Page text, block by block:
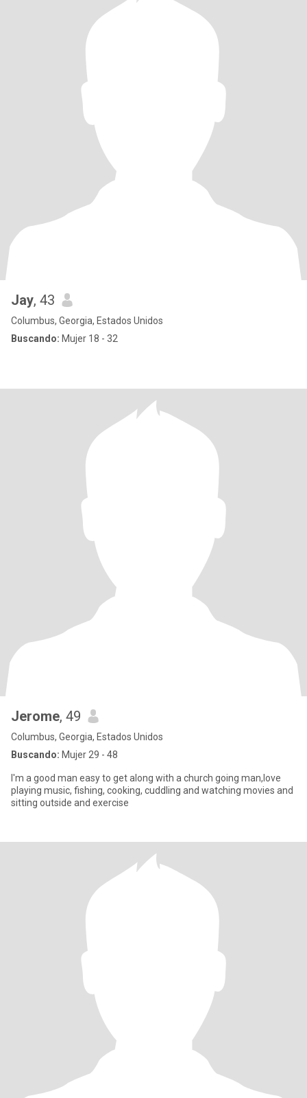
Jay, 43
Columbus, Georgia, Estados Unidos
Buscando: Mujer 18 - 32
Jerome, 49
Columbus, Georgia, Estados Unidos
Buscando: Mujer 29 - 48
I'm a good man easy to get along with a church going man,love
playing music, fishing, cooking, cuddling and watching movies and
sitting outside and exercise